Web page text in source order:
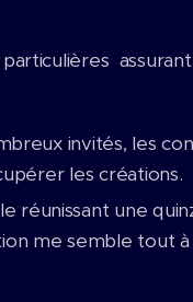
invités, les
les créations.
réunissant une
me semble tout